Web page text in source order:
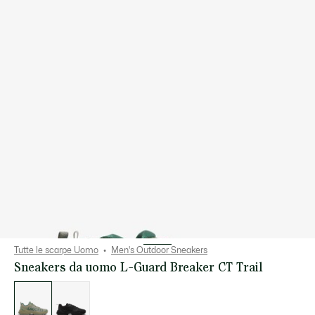
Tutte le scarpe Uomo Men's Outdoor Sneakers
Sneakers da uomo L-Guard Breaker CT Trail